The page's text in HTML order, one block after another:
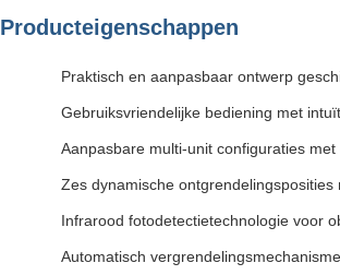
Producteigenschappen
Praktisch en aanpasbaar ontwerp
Gebruiksvriendelijke bediening met
Aanpasbare multi-unit configuraties
Zes dynamische
Infrarood fotodetectietechnologie voor
Automatisch